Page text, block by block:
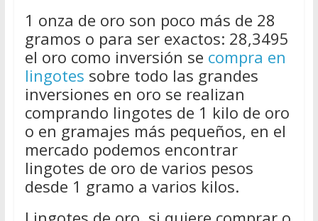
1 onza de oro son poco más de 28
gramos o para ser exactos: 28,3495
el oro como inversión se compra en
lingotes sobre todo las grandes
inversiones en oro se realizan
comprando lingotes de 1 kilo de oro
o en gramajes más pequeños, en el
mercado podemos encontrar
lingotes de oro de varios pesos
desde 1 gramo a varios kilos.